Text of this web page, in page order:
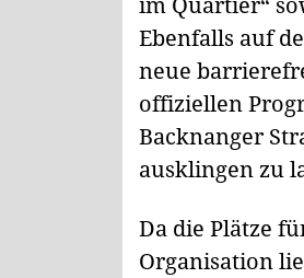
Ebenfalls auf
neue
offiziellen
Backnanger
ausklingen zu
Da die Plätze
Organisation